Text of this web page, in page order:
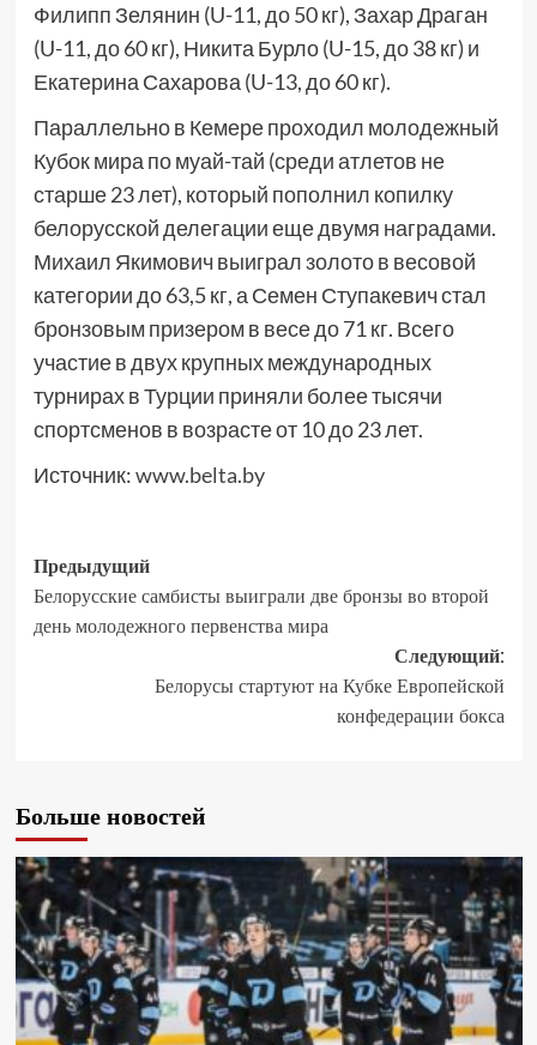
Филипп Зелянин (U-11, до 50 кг), Захар Драган
(U-11, до 60 кг), Никита Бурло (U-15, до 38 кг) и
Екатерина Сахарова (U-13, до 60 кг).
Параллельно в Кемере проходил молодежный
Кубок мира по муай-тай (среди атлетов не
старше 23 лет), который пополнил копилку
белорусской делегации еще двумя наградами.
Михаил Якимович выиграл золото в весовой
категории до 63,5 кг, а Семен Ступакевич стал
бронзовым призером в весе до 71 кг. Всего
участие в двух крупных международных
турнирах в Турции приняли более тысячи
спортсменов в возрасте от 10 до 23 лет.
Источник:www.belta.by
Предыдущий
Белорусские самбисты выиграли две бронзы во второй
день молодежного первенства мира
Следующий:
Белорусы стартуют на Кубке Европейской
конфедерации бокса
Больше новостей